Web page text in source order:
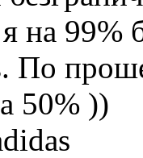
на 99%
По
50% ))